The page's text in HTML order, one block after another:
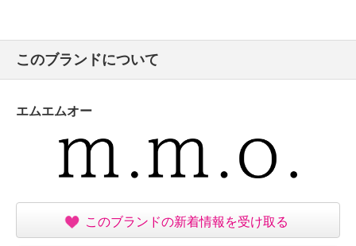
このブランドについて
エムエムオー
このブランドの新着情報を受け取る